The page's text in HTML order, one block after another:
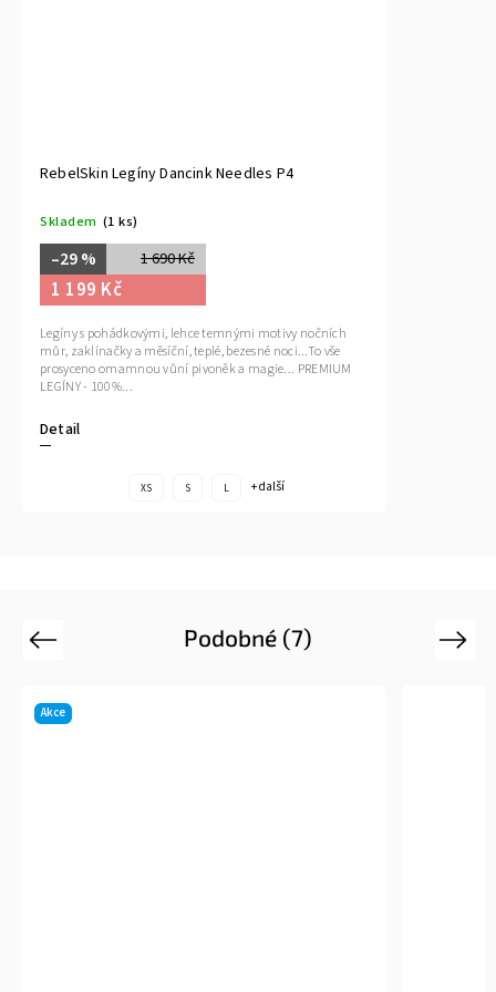
RebelSkin Legíny Dancink Needles P4
Skladem (1 ks)
1 690 Kč
–29 %
1 199 Kč
Detail
Legíny s pohádkovými, lehce temnými motivy nočních
můr, zaklínačky a měsíční, teplé, bezesné noci...To vše
prosyceno omamnou vůní pivoněk a magie... PREMIUM
LEGÍNY - 100%...
XS S L + další
Podobné (7)
Previous
Akce
Next